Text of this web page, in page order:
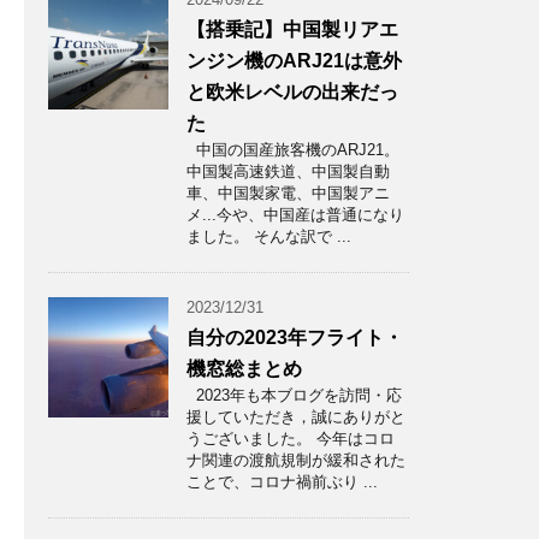
【搭乗記】中国製リアエ
ンジン機のARJ21は意外
と欧米レベルの出来だっ
た
中国の国産旅客機のARJ21。
中国製高速鉄道、中国製自動
車、中国製家電、中国製アニ
メ...今や、中国産は普通になり
ました。 そんな訳で ...
2023/12/31
自分の2023年フライト・
機窓総まとめ
2023年も本ブログを訪問・応
援していただき，誠にありがと
うございました。 今年はコロ
ナ関連の渡航規制が緩和された
ことで、コロナ禍前ぶり ...